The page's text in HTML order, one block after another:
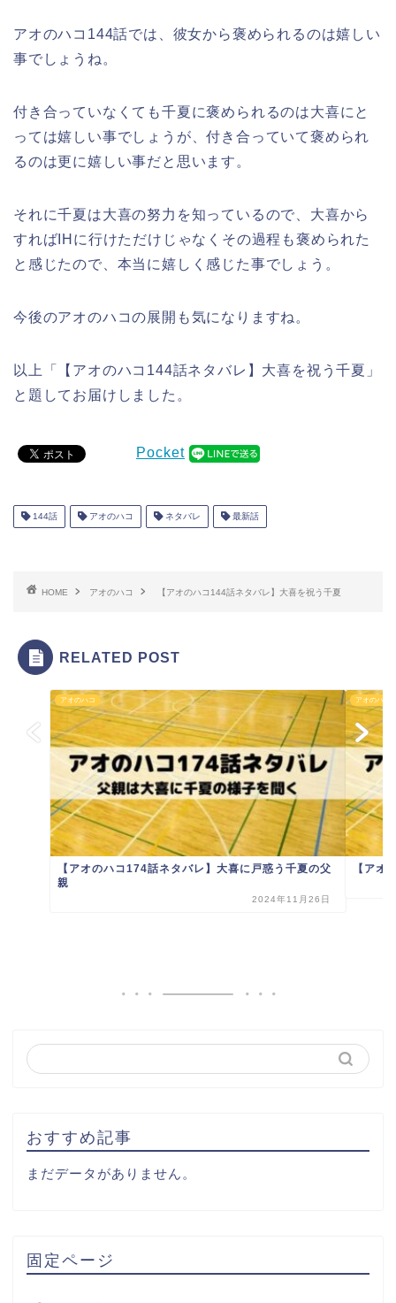
アオのハコ144話では、彼女から褒められるのは嬉しい
事でしょうね。
付き合っていなくても千夏に褒められるのは大喜にと
っては嬉しい事でしょうが、付き合っていて褒められ
るのは更に嬉しい事だと思います。
それに千夏は大喜の努力を知っているので、大喜から
すればIHに行けただけじゃなくその過程も褒められた
と感じたので、本当に嬉しく感じた事でしょう。
今後のアオのハコの展開も気になりますね。
以上「【アオのハコ144話ネタバレ】大喜を祝う千夏」
と題してお届けしました。
Pocket
144話 アオのハコ ネタバレ 最新話
HOME アオのハコ 【アオのハコ144話ネタバレ】大喜を祝う千夏
RELATED POST
アオのハコ
【アオのハコ174話ネタバレ】大喜に戸惑う千夏の父
親
2024年11月26日
アオのハコ
【アオ
おすすめ記事
まだデータがありません。
固定ページ